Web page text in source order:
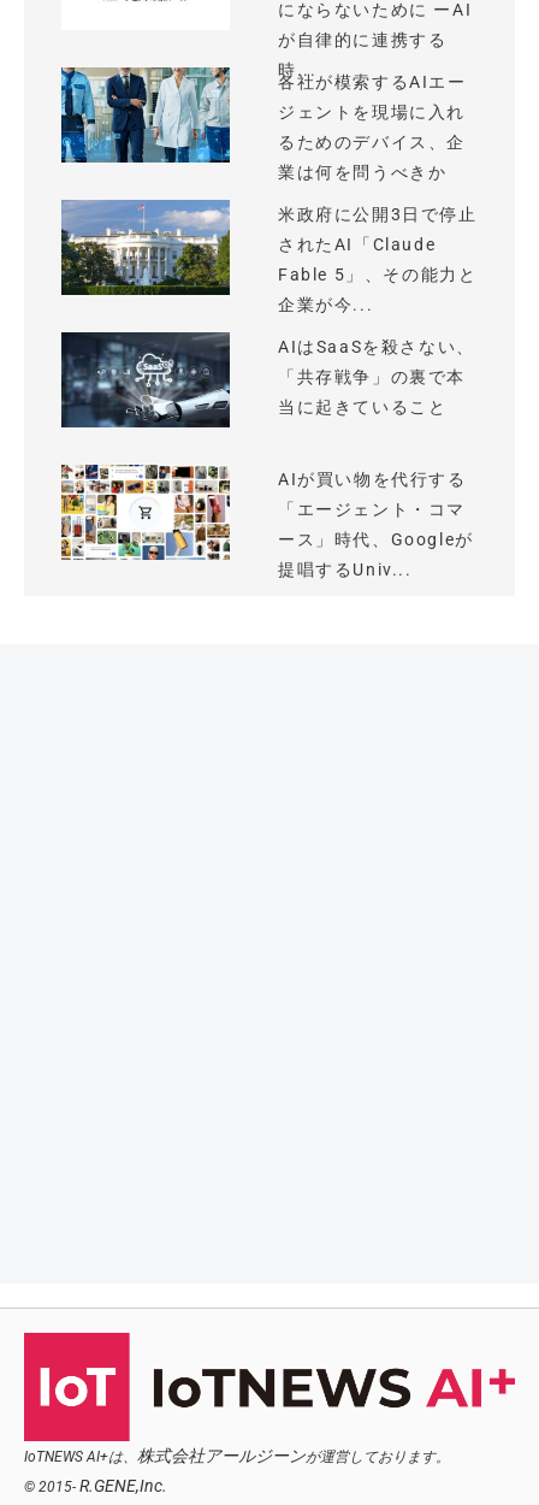
にならないために ーAI
が自律的に連携する
時...
各社が模索するAIエー
ジェントを現場に入れ
るためのデバイス、企
業は何を問うべきか
米政府に公開3日で停止
されたAI「Claude
Fable 5」、その能力と
企業が今...
AIはSaaSを殺さない、
「共存戦争」の裏で本
当に起きていること
AIが買い物を代行する
「エージェント・コマ
ース」時代、Googleが
提唱するUniv...
IoTNEWS AI+は、 株式会社アールジーンが運営しております。
© 2015- R.GENE,Inc.